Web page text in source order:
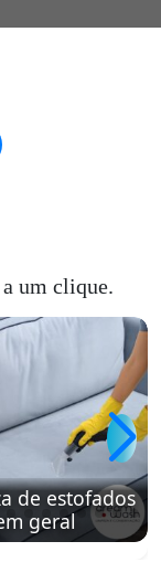
um clique.
de estofados
geral